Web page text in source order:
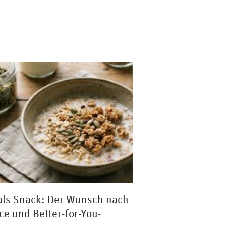
Snack: Der Wunsch nach
und Better-for-You-